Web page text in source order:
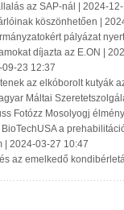
az SAP-nál | 2024-
köszönhetően |
pályázat
díjazta az E.ON |
23 12:37
az elkóborolt kutyák
Máltai
Fotózz Mosolyogj
a
| 2024-03-27 10:47
az emelkedő